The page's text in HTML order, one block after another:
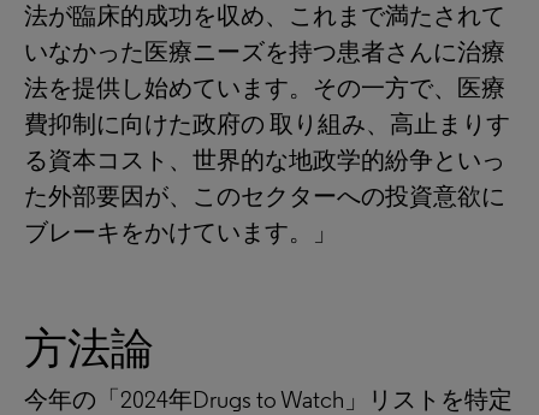
法が臨床的成功を収め、これまで満たされて
いなかった医療ニーズを持つ患者さんに治療
法を提供し始めています。その一方で、医療
費抑制に向けた政府の 取り組み、高止まりす
る資本コスト、世界的な地政学的紛争といっ
た外部要因が、このセクターへの投資意欲に
ブレーキをかけています。」
方法論
今年の「2024年Drugs to Watch」リストを特定